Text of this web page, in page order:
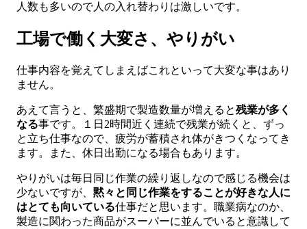
人数も多いので人の入れ替わりは激しいです。
工場で働く大変さ、やりがい
仕事内容を覚えてしまえばこれといって大変な事はあり
ません。
あえて言うと、繁盛期で製造数量が増えると残業が多く
なる事です。１日2時間近く連続で残業が続くと、ずっ
と立ち仕事なので、疲労が蓄積され体がきつくなってき
ます。また、休日出勤になる場合もあります。
やりがいは毎日同じ作業の繰り返しなので感じる機会は
少ないですが、 黙々と同じ作業をすることが好きな人に
はとても向いている仕事だと思います。職業病なのか、
製造に関わった商品がスーパーに並んでいると意識して